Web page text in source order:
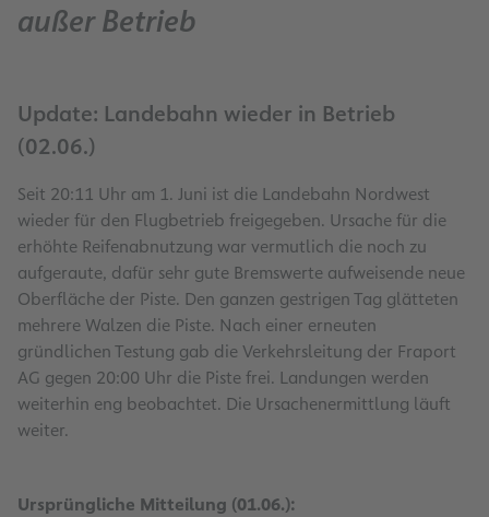
außer Betrieb
Update: Landebahn wieder in Betrieb
(02.06.)
Seit 20:11 Uhr am 1. Juni ist die Landebahn Nordwest
wieder für den Flugbetrieb freigegeben. Ursache für die
erhöhte Reifenabnutzung war vermutlich die noch zu
aufgeraute, dafür sehr gute Bremswerte aufweisende neue
Oberfläche der Piste. Den ganzen gestrigen Tag glätteten
mehrere Walzen die Piste. Nach einer erneuten
gründlichen Testung gab die Verkehrsleitung der Fraport
AG gegen 20:00 Uhr die Piste frei. Landungen werden
weiterhin eng beobachtet. Die Ursachenermittlung läuft
weiter.
Ursprüngliche Mitteilung (01.06.):